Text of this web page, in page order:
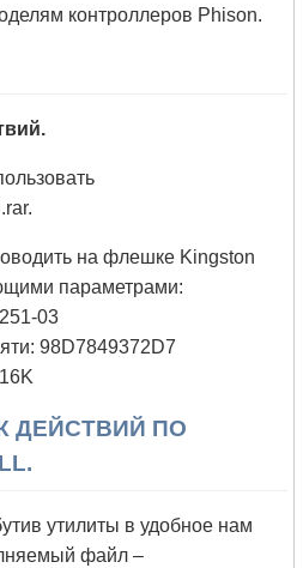
контроллеров Phison.
на флешке Kingston
параметрами:
03
98D7849372D7
ДЕЙСТВИЙ ПО
утилиты в удобное нам
файл –